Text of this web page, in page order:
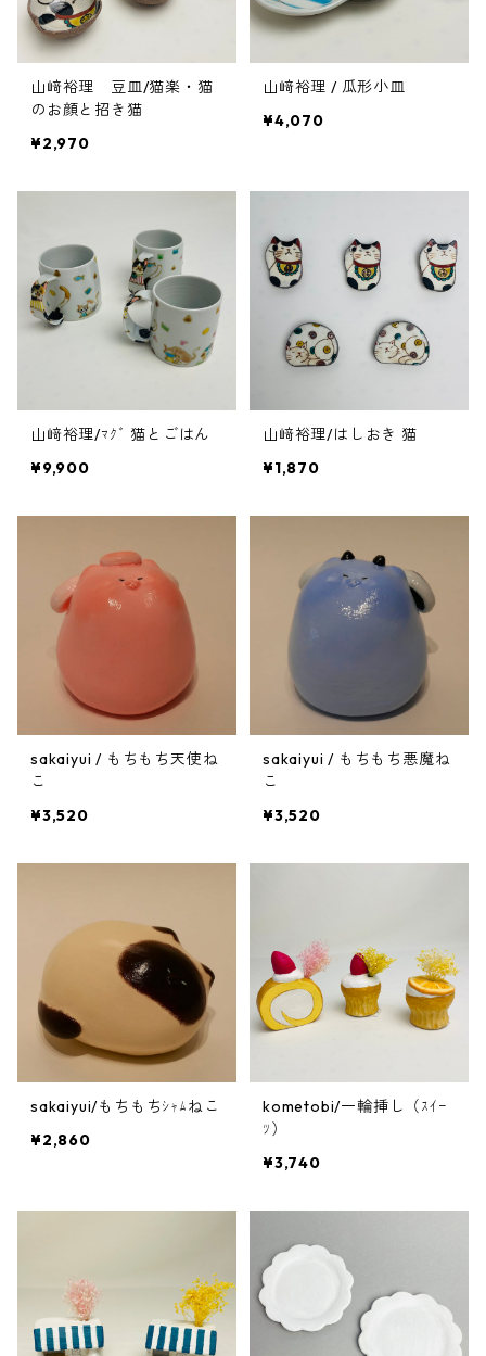
山﨑裕理 豆皿/猫楽・猫
のお顔と招き猫
¥2,970
山﨑裕理 / 瓜形小皿
¥4,070
山﨑裕理/ﾏｸﾞ 猫とごはん
¥9,900
山﨑裕理/はしおき 猫
¥1,870
sakaiyui / もちもち天使ね
こ
¥3,520
sakaiyui / もちもち悪魔ね
こ
¥3,520
sakaiyui/もちもちｼｬﾑねこ
¥2,860
kometobi/一輪挿し（ｽｲｰ
ﾂ）
¥3,740